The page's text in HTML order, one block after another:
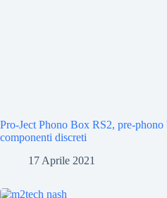
Pro-Ject Phono Box RS2, pre-phono
componenti discreti
17 Aprile 2021